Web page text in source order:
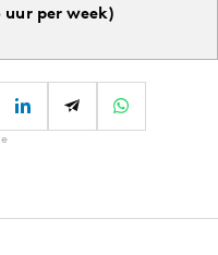
per week)